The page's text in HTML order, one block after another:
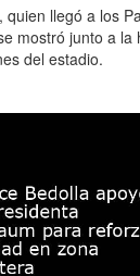
quien llegó a los
mostró junto a la
del estadio.